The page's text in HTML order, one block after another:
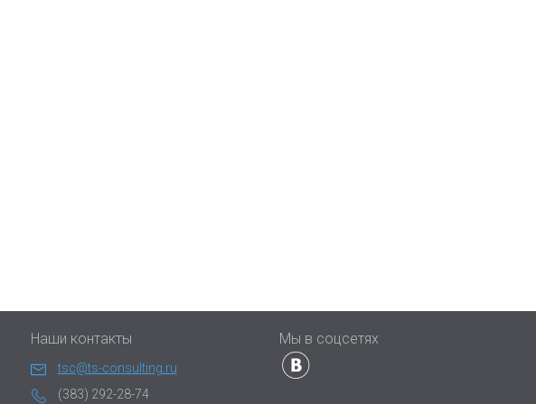
Наши контакты
tsc@ts-consulting.ru
(383) 292-28-74
Мы в соцсетях